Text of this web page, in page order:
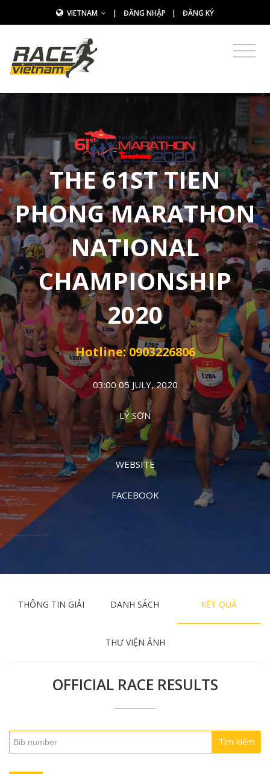
VIETNAM | ĐĂNG NHẬP | ĐĂNG KÝ
THE 61ST TIEN
PHONG MARATHON
NATIONAL
CHAMPIONSHIP
2020
Hotline: 0903226806
03:00 05 JULY, 2020
LÝ SƠN
WEBSITE
FACEBOOK
THÔNG TIN GIẢI DANH SÁCH KẾT QUẢ
THƯ VIỆN ẢNH
OFFICIAL RACE RESULTS
Tìm kiếm